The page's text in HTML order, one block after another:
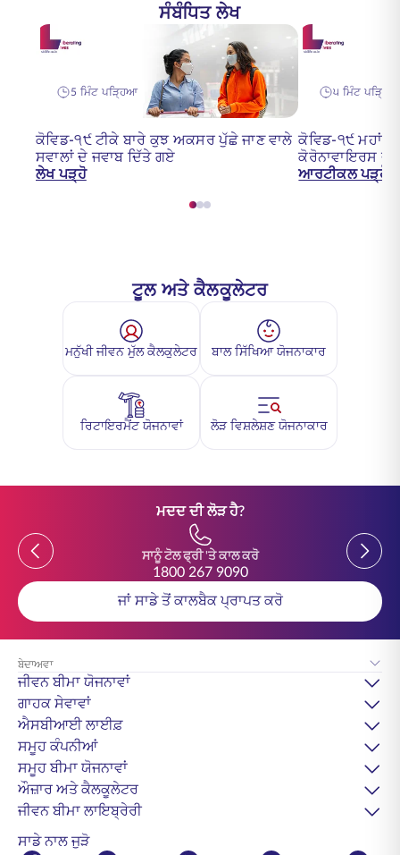
ਸੰਬੰਧਿਤ ਲੇਖ
5 ਮਿੰਟ ਪੜ੍ਹਿਆ
ਕੋਵਿਡ-੧੯ ਟੀਕੇ ਬਾਰੇ ਕੁਝ ਅਕਸਰ ਪੁੱਛੇ ਜਾਣ ਵਾਲੇ
ਸਵਾਲਾਂ ਦੇ ਜਵਾਬ ਦਿੱਤੇ ਗਏ
ਲੇਖ ਪੜ੍ਹੋ
੫ ਮਿੰਟ ਪੜ੍ਹਿਆ
ਕੋਵਿਡ-੧੯
ਕੋਰੋਨਾਵਾਇਰਸ ਦਾ
ਆਰਟੀਕਲ ਪੜ੍ਹੋ
ਟੂਲ ਅਤੇ ਕੈਲਕੂਲੇਟਰ
ਮਨੁੱਖੀ ਜੀਵਨ ਮੁੱਲ ਕੈਲਕੁਲੇਟਰ ਬਾਲ ਸਿੱਖਿਆ ਯੋਜਨਾਕਾਰ
ਰਿਟਾਇਰਮੈਂਟ ਯੋਜਨਾਵਾਂ ਲੋੜ ਵਿਸ਼ਲੇਸ਼ਣ ਯੋਜਨਾਕਾਰ
ਮਦਦ ਦੀ ਲੋੜ ਹੈ?
Previous
ਸਾਨੂੰ ਟੋਲ ਫ੍ਰੀ 'ਤੇ ਕਾਲ ਕਰੋ
1800 267 9090
Previous
ਜਾਂ ਸਾਡੇ ਤੋਂ ਕਾਲਬੈਕ ਪ੍ਰਾਪਤ ਕਰੋ
ਬੇਦਾਅਵਾ
ਜੀਵਨ ਬੀਮਾ ਯੋਜਨਾਵਾਂ
ਗਾਹਕ ਸੇਵਾਵਾਂ
ਐਸਬੀਆਈ ਲਾਈਫ਼
ਸਮੂਹ ਕੰਪਨੀਆਂ
ਸਮੂਹ ਬੀਮਾ ਯੋਜਨਾਵਾਂ
ਔਜ਼ਾਰ ਅਤੇ ਕੈਲਕੂਲੇਟਰ
ਜੀਵਨ ਬੀਮਾ ਲਾਇਬ੍ਰੇਰੀ
ਸਾਡੇ ਨਾਲ ਜੁੜੋ